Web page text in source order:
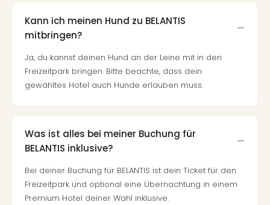
Kann ich meinen Hund zu BELANTIS
mitbringen?
Ja, du kannst deinen Hund an der Leine mit in den
Freizeitpark bringen. Bitte beachte, dass dein
gewähltes Hotel auch Hunde erlauben muss.
Was ist alles bei meiner Buchung für
BELANTIS inklusive?
Bei deiner Buchung für BELANTIS ist dein Ticket für den
Freizeitpark und optional eine Übernachtung in einem
Premium Hotel deiner Wahl inklusive.